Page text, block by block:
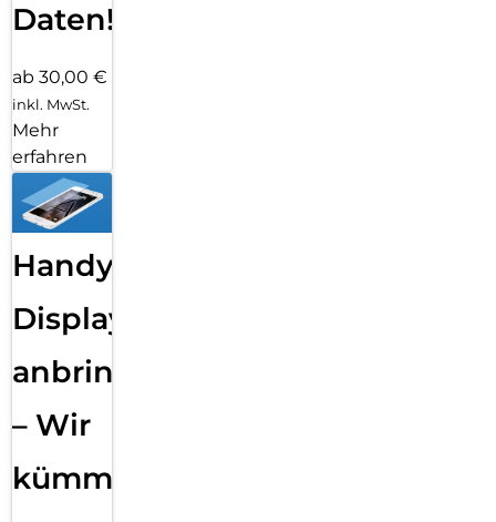
Daten!
ab 30,00 €
inkl. MwSt.
Mehr
erfahren
Handy
Displayfolie
anbringen
– Wir
kümmern